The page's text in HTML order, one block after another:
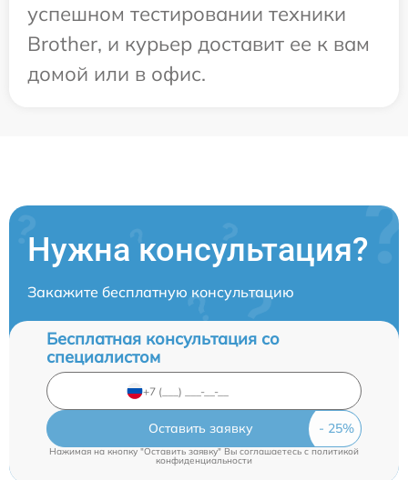
успешном тестировании техники
Brother, и курьер доставит ее к вам
домой или в офис.
Нужна консультация?
Закажите бесплатную консультацию
Бесплатная консультация со
специалистом
Оставить заявку
Нажимая на кнопку "Оставить заявку" Вы соглашаетесь c политикой
конфиденциальности